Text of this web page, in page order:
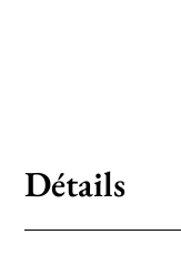
Détails